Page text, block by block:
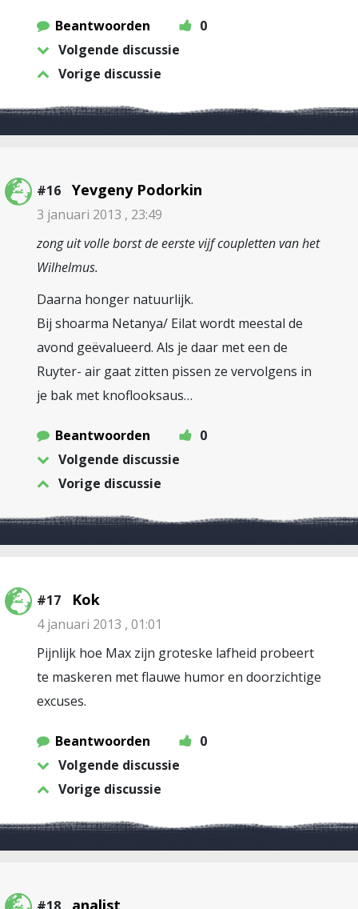
Beantwoorden
0
Volgende discussie
Vorige discussie
#16 Yevgeny Podorkin
3 januari 2013 , 23:49
zong uit volle borst de eerste vijf coupletten van het
Wilhelmus.
Daarna honger natuurlijk.
Bij shoarma Netanya/ Eilat wordt meestal de
avond geëvalueerd. Als je daar met een de
Ruyter- air gaat zitten pissen ze vervolgens in
je bak met knoflooksaus…
Beantwoorden
0
Volgende discussie
Vorige discussie
#17 Kok
4 januari 2013 , 01:01
Pijnlijk hoe Max zijn groteske lafheid probeert
te maskeren met flauwe humor en doorzichtige
excuses.
Beantwoorden
0
Volgende discussie
Vorige discussie
analist